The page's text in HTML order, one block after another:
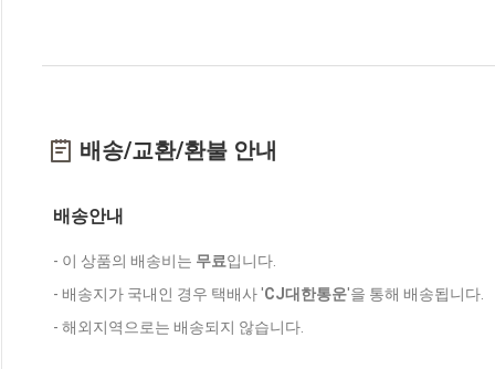
배송/교환/환불 안내
배송안내
- 이 상품의 배송비는 무료입니다.
- 배송지가 국내인 경우 택배사 'CJ대한통운'을 통해 배송됩니다.
- 해외지역으로는 배송되지 않습니다.